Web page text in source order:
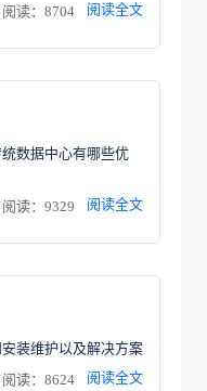
阅读：8704 阅读全文
数据中心有哪些优
阅读：9329 阅读全文
装维护以及解决方案
阅读：8624 阅读全文